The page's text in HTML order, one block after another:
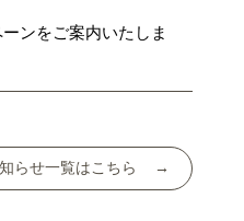
ンをご案内いたしま
らせ一覧はこちら